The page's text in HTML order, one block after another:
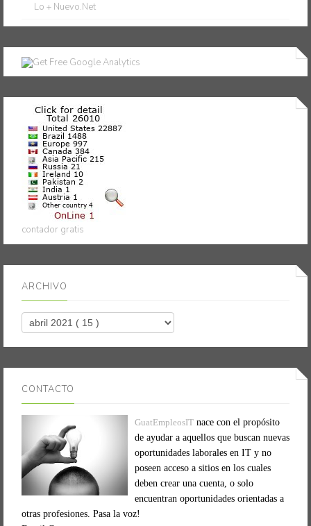
Lo + Nuevo.Net
contador gratis
ARCHIVO
CONTACTO
GuatEmpleosIT nace con el propósito
de ayudar a aquellos que buscan nuevas
oportunidades laborales en IT y no
poseen acceso a sitios en los cuales
deben crear una cuenta, o solo
encuentran oportunidades orientadas a
otras profesiones. Pasa la voz!